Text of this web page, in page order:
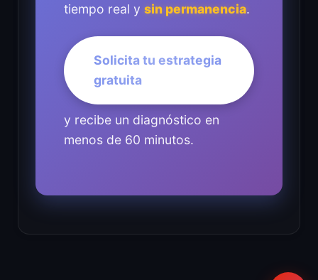
tiempo real y sin permanencia.
Solicita tu estrategia
gratuita
y recibe un diagnóstico en
menos de 60 minutos.